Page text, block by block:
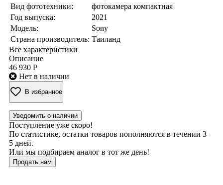
Вид фототехники:
фотокамера компактная
Год выпуска:
2021
Модель:
Sony
Страна производитель: Таиланд
Все характеристики
Описание
46 930 Р
Нет в наличии
В избранное
Уведомить о наличии
Поступление уже скоро!
По статистике, остатки товаров пополняются в течении 3–
5 дней.
Или мы подбираем аналог в тот же день!
Продать нам